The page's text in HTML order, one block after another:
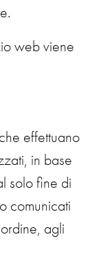
web viene
effettuano
in base
solo fine di
comunicati
agli